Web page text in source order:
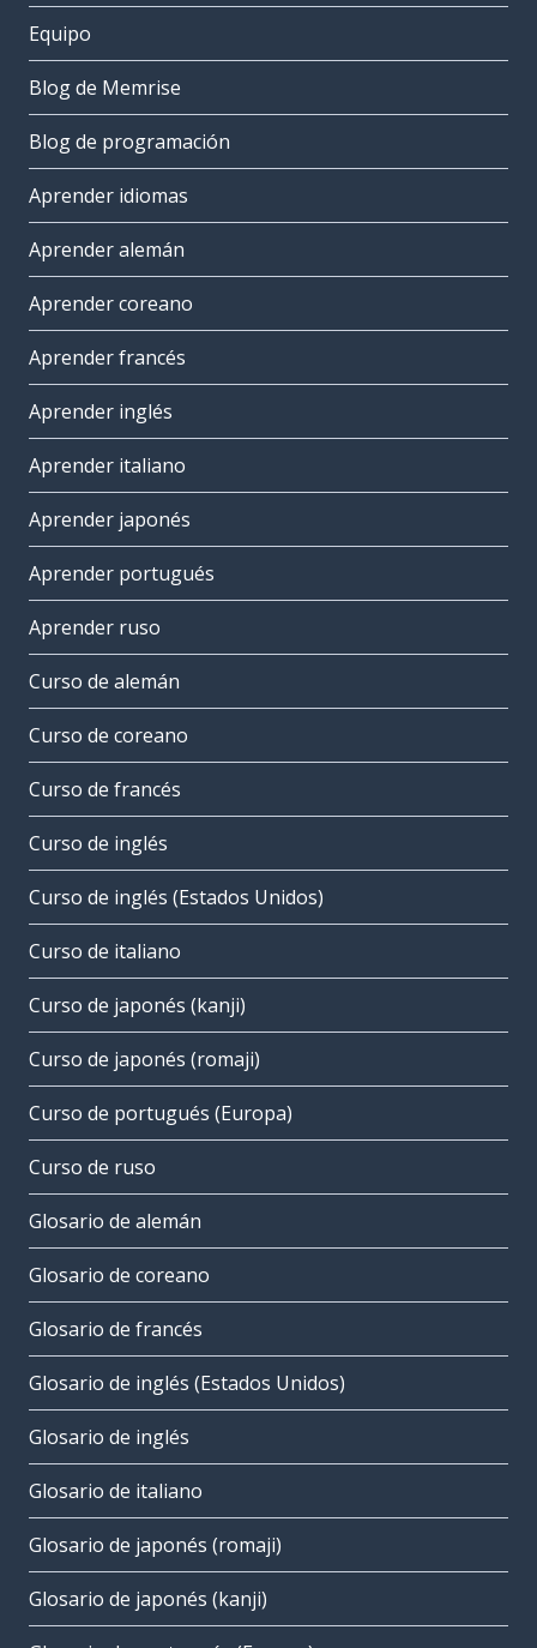
Equipo
Blog de Memrise
Blog de programación
Aprender idiomas
Aprender alemán
Aprender coreano
Aprender francés
Aprender inglés
Aprender italiano
Aprender japonés
Aprender portugués
Aprender ruso
Curso de alemán
Curso de coreano
Curso de francés
Curso de inglés
Curso de inglés (Estados Unidos)
Curso de italiano
Curso de japonés (kanji)
Curso de japonés (romaji)
Curso de portugués (Europa)
Curso de ruso
Glosario de alemán
Glosario de coreano
Glosario de francés
Glosario de inglés (Estados Unidos)
Glosario de inglés
Glosario de italiano
Glosario de japonés (romaji)
Glosario de japonés (kanji)